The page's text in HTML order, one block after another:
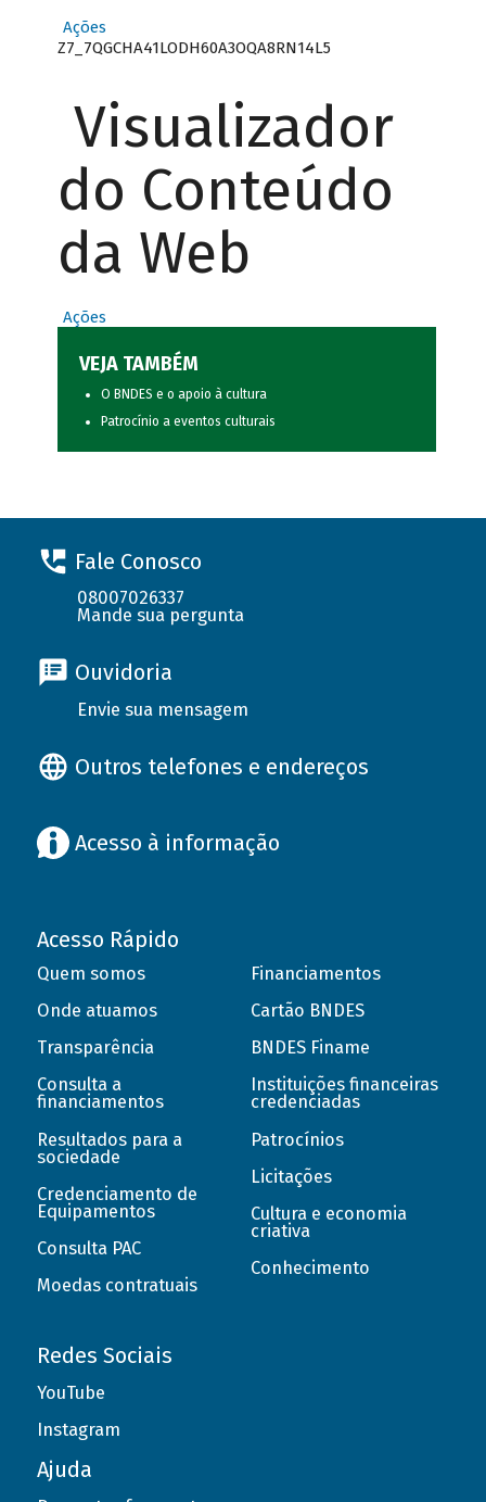
Ações
Z7_7QGCHA41LODH60A3OQA8RN14L5
Visualizador
do Conteúdo
da Web
Ações
VEJA TAMBÉM
O BNDES e o apoio à cultura
Patrocínio a eventos culturais
Fale Conosco
08007026337
Mande sua pergunta
Ouvidoria
Envie sua mensagem
Outros telefones e endereços
Acesso à informação
Acesso Rápido
Quem somos
Onde atuamos
Transparência
Consulta a
financiamentos
Resultados para a
sociedade
Credenciamento de
Equipamentos
Consulta PAC
Moedas contratuais
Financiamentos
Cartão BNDES
BNDES Finame
Instituições financeiras
credenciadas
Patrocínios
Licitações
Cultura e economia
criativa
Conhecimento
Redes Sociais
YouTube
Instagram
Ajuda